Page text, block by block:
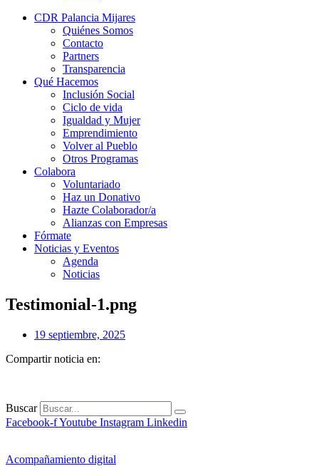
CDR Palancia Mijares
Quiénes Somos
Contacto
Partners
Transparencia
Qué Hacemos
Inclusión Social
Ciclo de vida
Igualdad y Mujer
Emprendimiento
Volver al Pueblo
Otros Programas
Colabora
Voluntariado
Haz un Donativo
Hazte Colaborador/a
Alianzas con Empresas
Fórmate
Noticias y Eventos
Agenda
Noticias
Testimonial-1.png
19 septiembre, 2025
Compartir noticia en:
Buscar
Facebook-fYoutube Instagram Linkedin
Acompañamiento digital